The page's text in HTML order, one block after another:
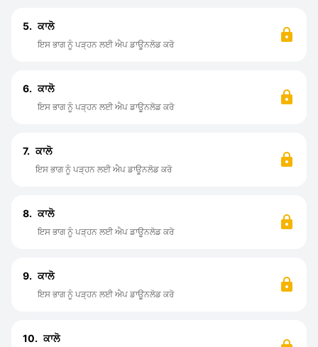
5. ਕਾਲੋ
ਇਸ ਭਾਗ ਨੂੰ ਪੜ੍ਹਨ ਲਈ ਐਪ ਡਾਊਨਲੋਡ ਕਰੋ
6. ਕਾਲੋ
ਇਸ ਭਾਗ ਨੂੰ ਪੜ੍ਹਨ ਲਈ ਐਪ ਡਾਊਨਲੋਡ ਕਰੋ
7. ਕਾਲੋ
ਇਸ ਭਾਗ ਨੂੰ ਪੜ੍ਹਨ ਲਈ ਐਪ ਡਾਊਨਲੋਡ ਕਰੋ
8. ਕਾਲੋ
ਇਸ ਭਾਗ ਨੂੰ ਪੜ੍ਹਨ ਲਈ ਐਪ ਡਾਊਨਲੋਡ ਕਰੋ
9. ਕਾਲੋ
ਇਸ ਭਾਗ ਨੂੰ ਪੜ੍ਹਨ ਲਈ ਐਪ ਡਾਊਨਲੋਡ ਕਰੋ
10. ਕਾਲੋ